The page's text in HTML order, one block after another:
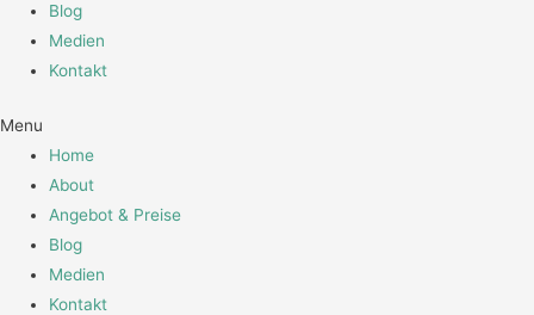
Blog
Medien
Kontakt
Menu
Home
About
Angebot & Preise
Blog
Medien
Kontakt